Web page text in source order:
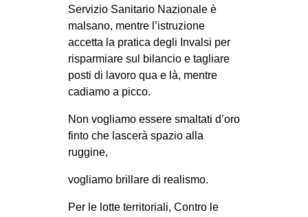
Servizio Sanitario Nazionale è
malsano, mentre l’istruzione
accetta la pratica degli Invalsi per
risparmiare sul bilancio e tagliare
posti di lavoro qua e là, mentre
cadiamo a picco.
Non vogliamo essere smaltati d’oro
finto che lascerà spazio alla
ruggine,
vogliamo brillare di realismo.
Per le lotte territoriali, Contro le